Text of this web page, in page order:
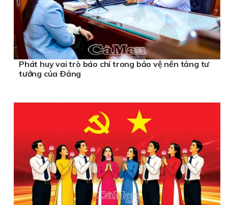
Phát huy vai trò báo chí trong bảo vệ nền tảng tư
tưởng của Ðảng